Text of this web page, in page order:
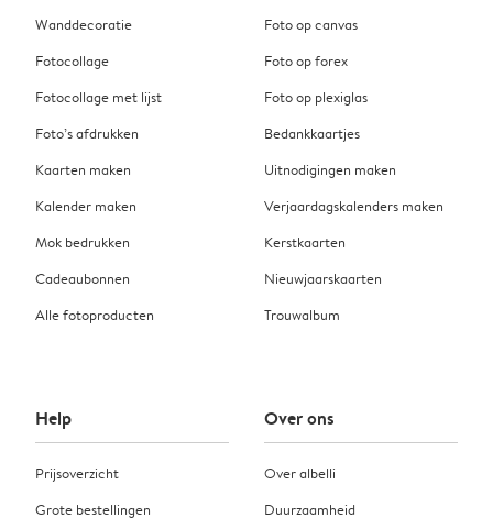
Wanddecoratie
Fotocollage
Fotocollage met lijst
Foto’s afdrukken
Kaarten maken
Kalender maken
Mok bedrukken
Cadeaubonnen
Alle fotoproducten
Foto op canvas
Foto op forex
Foto op plexiglas
Bedankkaartjes
Uitnodigingen maken
Verjaardagskalenders maken
Kerstkaarten
Nieuwjaarskaarten
Trouwalbum
Help
Prijsoverzicht
Grote bestellingen
Over ons
Over albelli
Duurzaamheid